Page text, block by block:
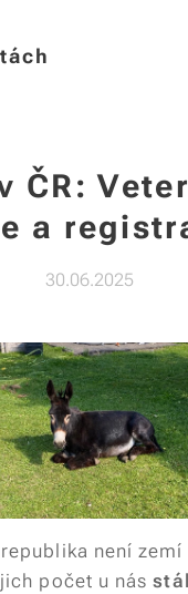
ČR:
a
30.06.2025
není zemí
počet u nás